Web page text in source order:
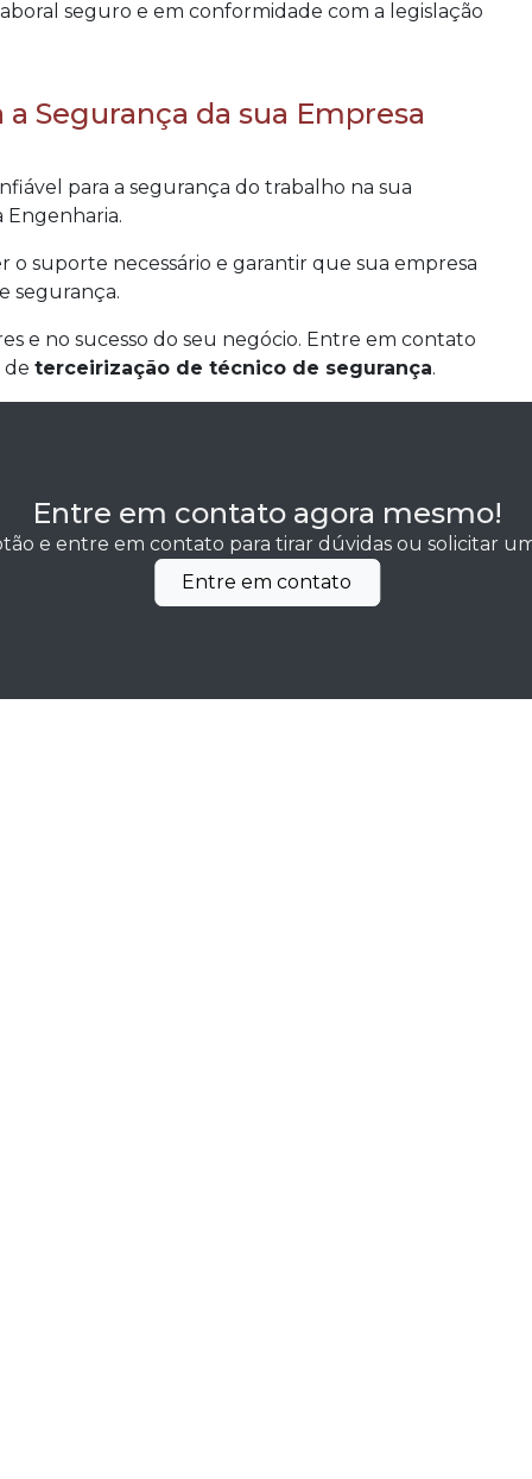
seguro e em conformidade com a legislação
Segurança da sua Empresa
para a segurança do trabalho na sua
Engenharia.
o suporte necessário e garantir que sua empresa
segurança.
e no sucesso do seu negócio. Entre em contato
de terceirização de técnico de segurança.
Entre em contato agora mesmo!
e entre em contato para tirar dúvidas ou solicitar
Entre em contato